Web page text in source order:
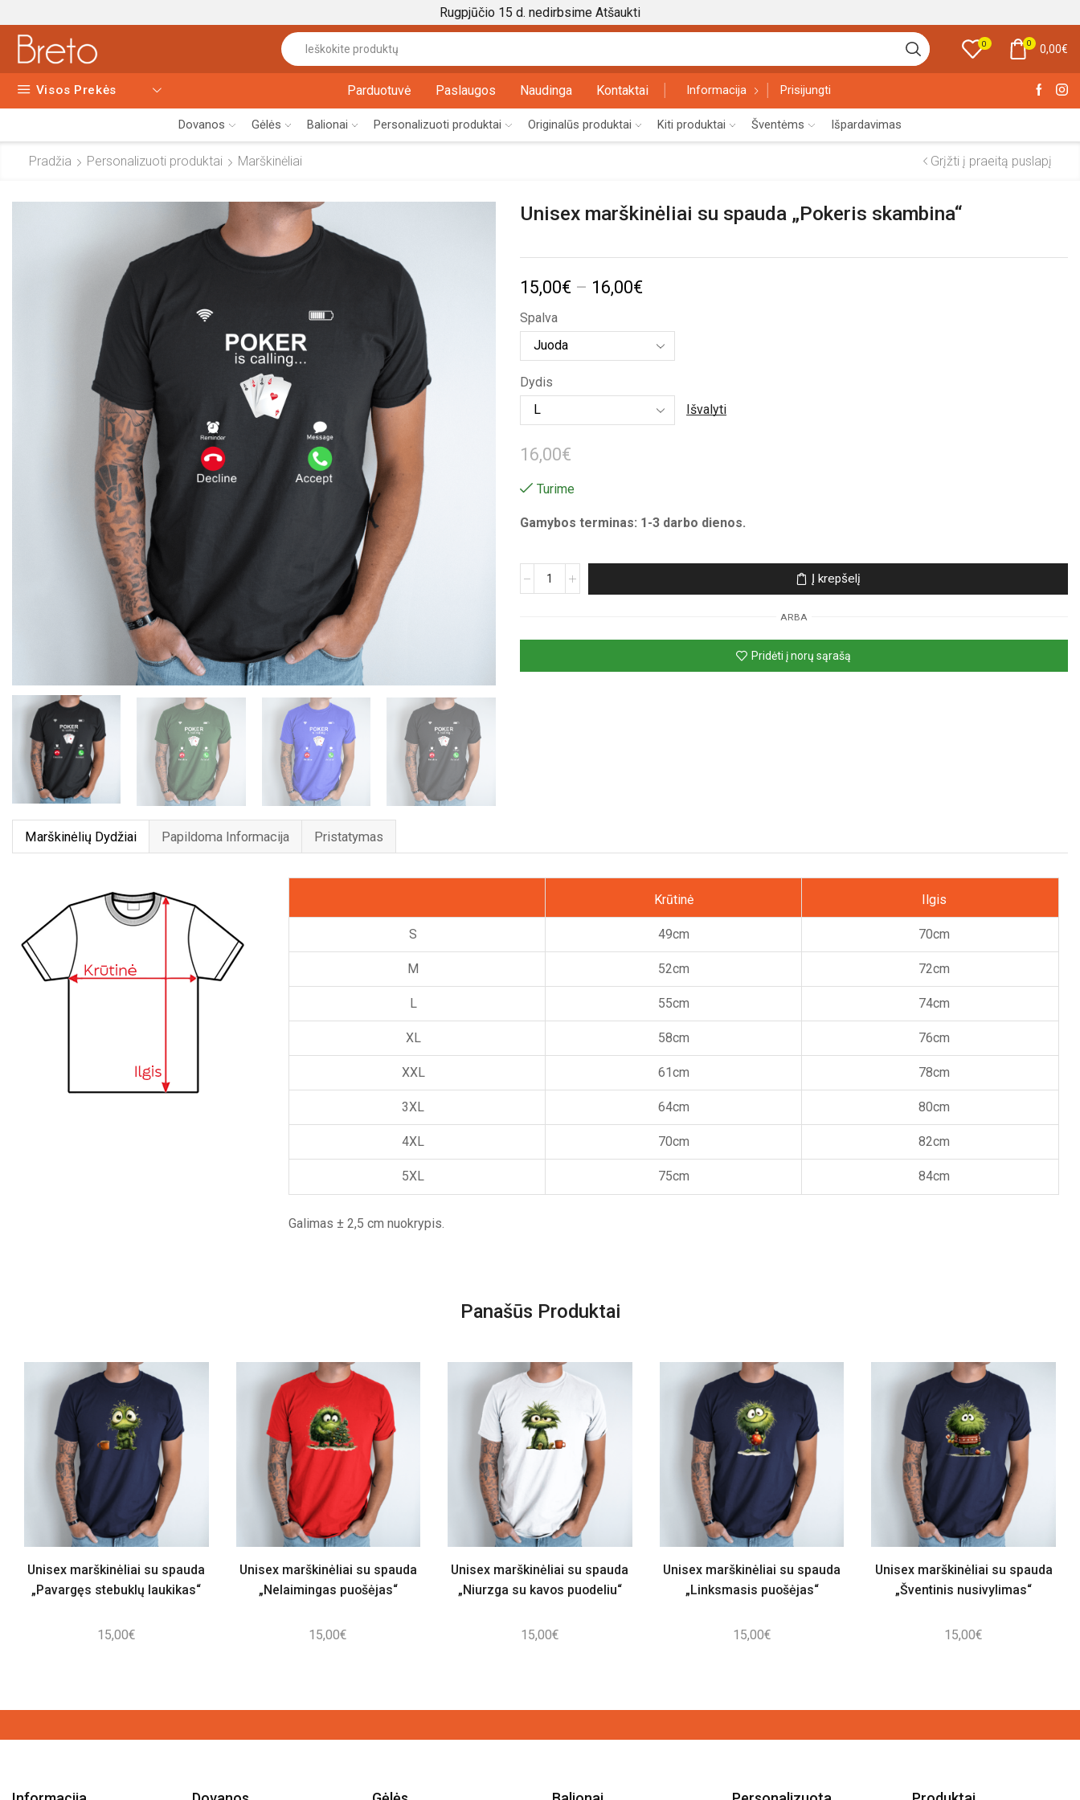
Rugpjūčio 15 d. nedirbsime Atšaukti
input
0 0 0,00€
Visos Prekės Parduotuvė Paslaugos Naudinga Kontaktai Informacija Prisijungti
Dovanos Gėlės Balionai Personalizuoti produktai Originalūs produktai Kiti produktai Šventėms Išpardavimas
Pradžia Personalizuoti produktai Marškinėliai Grįžti į praeitą puslapį
Unisex marškinėliai su spauda „Pokeris skambina“
15,00€ – 16,00€Price
15,00€
16,00€
Spalva
Dydis
Išvalyti
16,00€
Turime
Gamybos terminas: 1-3 darbo dienos.
produkto
su
„Pokeris
Į krepšelį
ARBA
Pridėti į norų sąrašą
Marškinėlių Dydžiai Papildoma Informacija Pristatymas
Krūtinė Ilgis
S 49cm 70cm
M 52cm 72cm
L 55cm 74cm
XL 58cm 76cm
XXL 61cm 78cm
3XL 64cm 80cm
4XL 70cm 82cm
5XL 75cm 84cm
Galimas ± 2,5 cm nuokrypis.
Panašūs Produktai
Unisex marškinėliai su spauda
„Pavargęs stebuklų laukikas“
15,00€
Unisex marškinėliai su spauda
„Nelaimingas puošėjas“
15,00€
Unisex marškinėliai su spauda
„Niurzga su kavos puodeliu“
15,00€
Unisex marškinėliai su spauda
„Linksmasis puošėjas“
15,00€
Unisex marškinėliai su spauda
„Šventinis nusivylimas“
15,00€